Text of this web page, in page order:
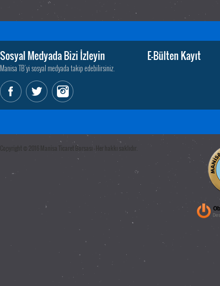
Sosyal Medyada Bizi İzleyin
Manisa TB'yi sosyal medyada takip edebilirsiniz.
E-Bülten Kayıt
Copyright © 2016 Manisa Ticaret Borsası - Her hakkı saklıdır.